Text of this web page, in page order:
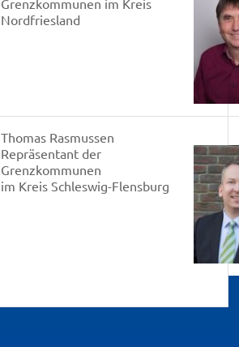
Nordfriesland
Thomas Rasmussen
Repräsentant der
Grenzkommunen
im Kreis Schleswig-Flensburg